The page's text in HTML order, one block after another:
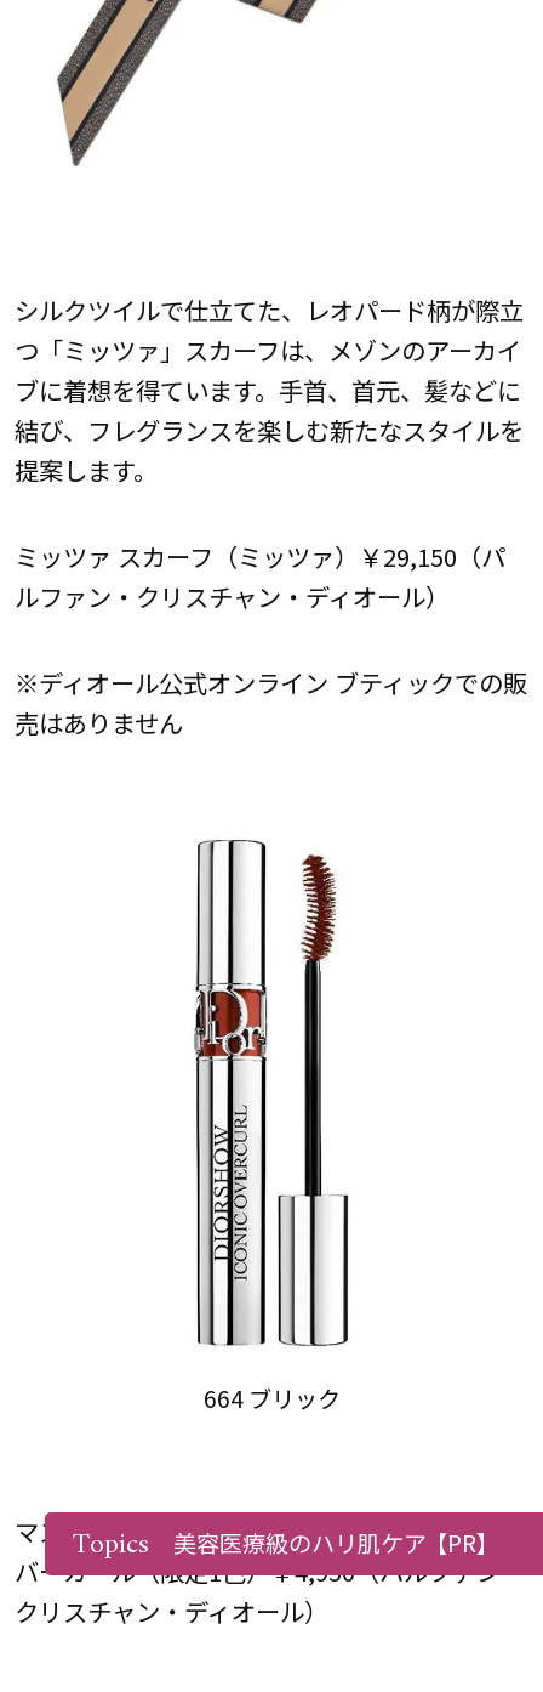
シルクツイルで仕立てた、レオパード柄が際立
つ「ミッツァ」スカーフは、メゾンのアーカイ
ブに着想を得ています。手首、首元、髪などに
結び、フレグランスを楽しむ新たなスタイルを
提案します。
ミッツァ スカーフ（ミッツァ）￥29,150（パ
ルファン・クリスチャン・ディオール）
※ディオール公式オンライン ブティックでの販
売はありません
664 ブリック
マスカラ ディオールショウ アイコニック オー
バーカール（限定1色）￥4,950（パルファン・
クリスチャン・ディオール）
Topics 美容医療級のハリ肌ケア【PR】